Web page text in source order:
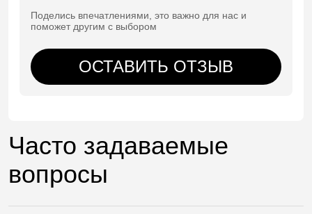
Поделись впечатлениями, это важно для нас и
поможет другим с выбором
ОСТАВИТЬ ОТЗЫВ
Часто задаваемые
вопросы